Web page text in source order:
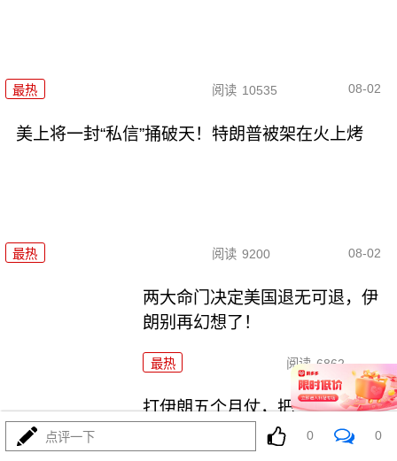
最热 阅读 10535 08-02
美上将一封“私信”捅破天！特朗普被架在火上烤
最热 阅读 9200 08-02
两大命门决定美国退无可退，伊
朗别再幻想了！
最热 阅读 6862
打伊朗五个月仗，把美军打成了
点评一下 0 0